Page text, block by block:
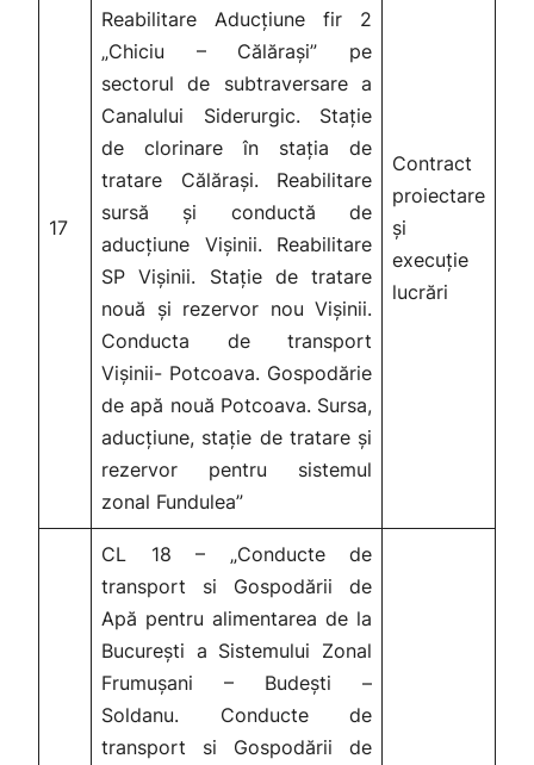
17
Reabilitare Aducțiune fir 2
„Chiciu – Călărași” pe
sectorul de subtraversare a
Canalului Siderurgic. Stație
de clorinare în stația de
tratare Călărași. Reabilitare
sursă și conductă de
aducțiune Vișinii. Reabilitare
SP Vișinii. Stație de tratare
nouă și rezervor nou Vișinii.
Conducta de transport
Vișinii- Potcoava. Gospodărie
de apă nouă Potcoava. Sursa,
aducțiune, stație de tratare și
rezervor pentru sistemul
zonal Fundulea”
Contract
proiectare
și
execuție
lucrări
CL 18 – „Conducte de
transport si Gospodării de
Apă pentru alimentarea de la
București a Sistemului Zonal
Frumușani – Budești –
Soldanu. Conducte de
transport si Gospodării de